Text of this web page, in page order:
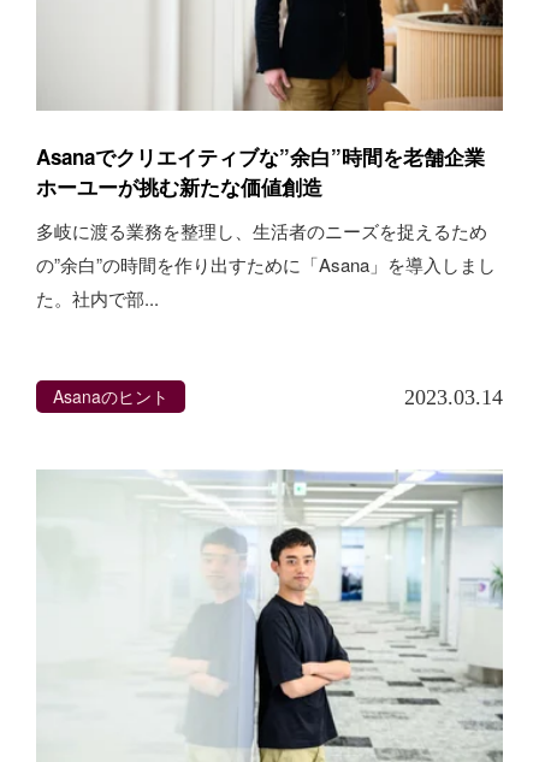
Asanaでクリエイティブな”余白”時間を老舗企業
ホーユーが挑む新たな価値創造
多岐に渡る業務を整理し、生活者のニーズを捉えるため
の”余白”の時間を作り出すために「Asana」を導入しまし
た。社内で部...
Asanaのヒント 2023.03.14